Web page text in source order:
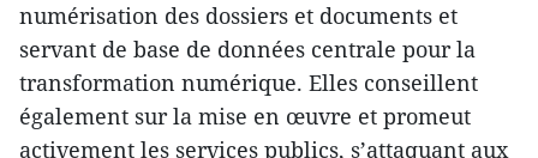
numérisation des dossiers et documents et
servant de base de données centrale pour la
transformation numérique. Elles conseillent
également sur la mise en œuvre et promeut
activement les services publics, s’attaquant aux